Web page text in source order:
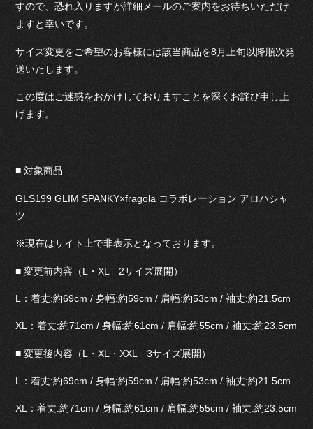
すので、恐れ入りますが詳細メールのご案内をお待ちいただけ
ますと幸いです。
サイズ変更をご希望のお客様には該当商品を8月上旬以降順次発
送いたします。
この度はご迷惑をおかけしておりますことを深くお詫び申し上
げます。
■ 対象商品
GLS199 GLIM SPANKY×fragola コラボレーション アロハシャ
ツ
※現在はサイト上で非表示となっております。
■ 変更前内容（L・XL 2サイズ展開）
L：着丈:約69cm / 身幅:約59cm / 肩幅:約53cm / 袖丈:約21.5cm
XL：着丈:約71cm / 身幅:約61cm / 肩幅:約55cm / 袖丈:約23.5cm
■ 変更後内容（L・XL・XXL 3サイズ展開）
L：着丈:約69cm / 身幅:約59cm / 肩幅:約53cm / 袖丈:約21.5cm
XL：着丈:約71cm / 身幅:約61cm / 肩幅:約55cm / 袖丈:約23.5cm